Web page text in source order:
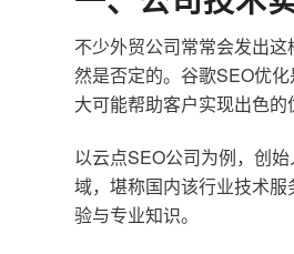
不少外贸公司常常会发出
然是否定的。谷歌SEO优
大可能帮助客户实现出色的
以云点SEO公司为例，创
域，堪称国内该行业技术
验与专业知识。